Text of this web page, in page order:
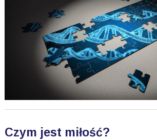
Czym jest miłość?